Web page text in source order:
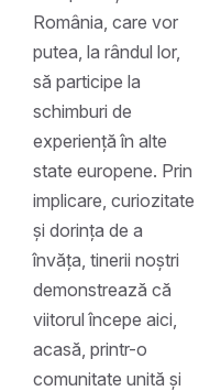
România, care vor
putea, la rândul lor,
să participe la
schimburi de
experiență în alte
state europene. Prin
implicare, curiozitate
și dorința de a
învăța, tinerii noștri
demonstrează că
viitorul începe aici,
acasă, printr-o
comunitate unită și